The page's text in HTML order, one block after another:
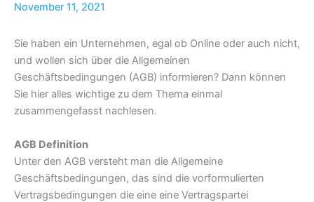
November 11, 2021
Sie haben ein Unternehmen, egal ob Online oder auch nicht,
und wollen sich über die Allgemeinen
Geschäftsbedingungen (AGB) informieren? Dann können
Sie hier alles wichtige zu dem Thema einmal
zusammengefasst nachlesen.
AGB Definition
Unter den AGB versteht man die Allgemeine
Geschäftsbedingungen, das sind die vorformulierten
Vertragsbedingungen die eine eine Vertragspartei